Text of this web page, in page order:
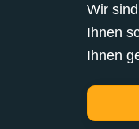
Wir
Ihnen
Ihnen